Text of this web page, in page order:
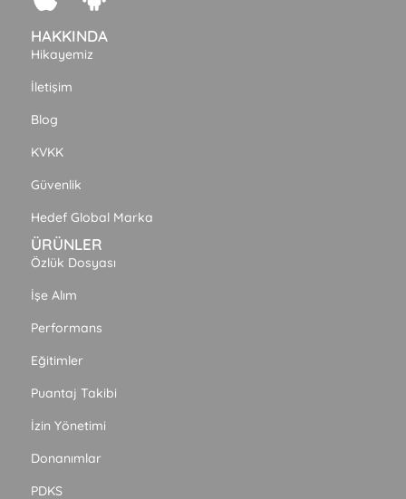
HAKKINDA
Hikayemiz
İletişim
Blog
KVKK
Güvenlik
Hedef Global Marka
ÜRÜNLER
Özlük Dosyası
İşe Alım
Performans
Eğitimler
Puantaj Takibi
İzin Yönetimi
Donanımlar
PDKS